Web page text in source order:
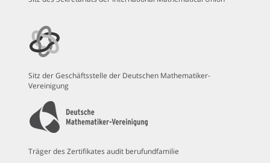
Sitz der Geschäftsstelle der Deutschen Mathematiker-
Vereinigung
Träger des Zertifikates audit berufundfamilie